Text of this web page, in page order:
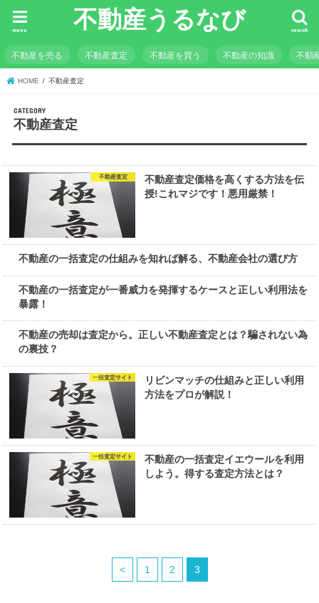
不動産うるなび search
menu
不動産を売る 不動産査定 不動産を買う 不動産の知識 不動
HOME 不動産査定
不動産査定
不動産査定
不動産査定価格を高くする方法を伝
授!これマジです！悪用厳禁！
一括査定サイト
不動産の一括査定の仕組みを知れば解る、不動産会社の選び方
一括査定サイト
不動産の一括査定が一番威力を発揮するケースと正しい利用法を
暴露！
不動産査定
不動産の売却は査定から。正しい不動産査定とは？騙されない為
の裏技？
一括査定サイト
リビンマッチの仕組みと正しい利用
方法をプロが解説！
一括査定サイト
不動産の一括査定イエウールを利用
しよう。得する査定方法とは？
< 1 2 3